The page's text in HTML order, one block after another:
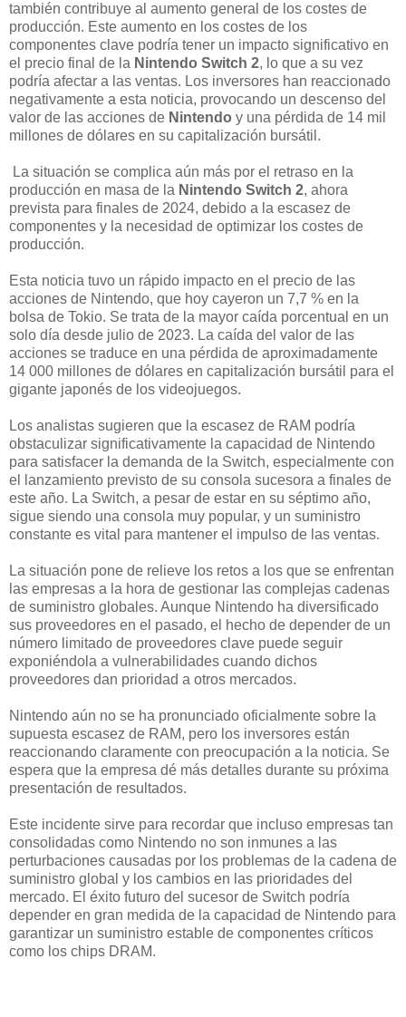
también contribuye al aumento general de los costes de
producción. Este aumento en los costes de los
componentes clave podría tener un impacto significativo en
el precio final de la Nintendo Switch 2, lo que a su vez
podría afectar a las ventas. Los inversores han reaccionado
negativamente a esta noticia, provocando un descenso del
valor de las acciones de Nintendo y una pérdida de 14 mil
millones de dólares en su capitalización bursátil.
La situación se complica aún más por el retraso en la
producción en masa de la Nintendo Switch 2, ahora
prevista para finales de 2024, debido a la escasez de
componentes y la necesidad de optimizar los costes de
producción.
Esta noticia tuvo un rápido impacto en el precio de las
acciones de Nintendo, que hoy cayeron un 7,7 % en la
bolsa de Tokio. Se trata de la mayor caída porcentual en un
solo día desde julio de 2023. La caída del valor de las
acciones se traduce en una pérdida de aproximadamente
14 000 millones de dólares en capitalización bursátil para el
gigante japonés de los videojuegos.
Los analistas sugieren que la escasez de RAM podría
obstaculizar significativamente la capacidad de Nintendo
para satisfacer la demanda de la Switch, especialmente con
el lanzamiento previsto de su consola sucesora a finales de
este año. La Switch, a pesar de estar en su séptimo año,
sigue siendo una consola muy popular, y un suministro
constante es vital para mantener el impulso de las ventas.
La situación pone de relieve los retos a los que se enfrentan
las empresas a la hora de gestionar las complejas cadenas
de suministro globales. Aunque Nintendo ha diversificado
sus proveedores en el pasado, el hecho de depender de un
número limitado de proveedores clave puede seguir
exponiéndola a vulnerabilidades cuando dichos
proveedores dan prioridad a otros mercados.
Nintendo aún no se ha pronunciado oficialmente sobre la
supuesta escasez de RAM, pero los inversores están
reaccionando claramente con preocupación a la noticia. Se
espera que la empresa dé más detalles durante su próxima
presentación de resultados.
Este incidente sirve para recordar que incluso empresas tan
consolidadas como Nintendo no son inmunes a las
perturbaciones causadas por los problemas de la cadena de
suministro global y los cambios en las prioridades del
mercado. El éxito futuro del sucesor de Switch podría
depender en gran medida de la capacidad de Nintendo para
garantizar un suministro estable de componentes críticos
como los chips DRAM.